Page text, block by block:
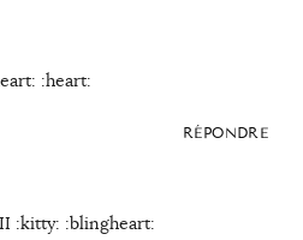
:heart:
RÉPONDRE
:kitty: :blingheart: